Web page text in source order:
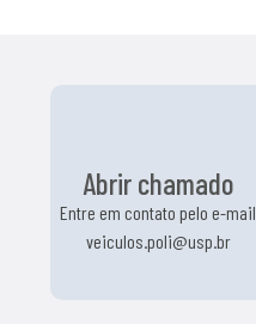
Abrir chamado
Entre em contato pelo e-mail
veiculos.poli@usp.br